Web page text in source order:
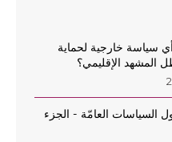
سياسة خارجية لحماية
المشهد الإقليمي؟
السياسات العامّة - الجزء